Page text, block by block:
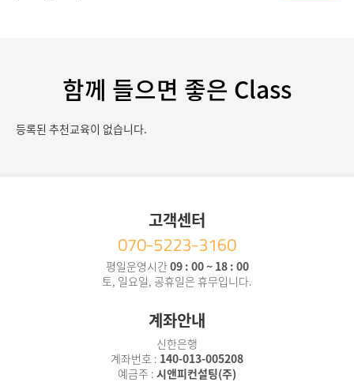
함께 들으면 좋은 Class
등록된 추천교육이 없습니다.
고객센터
070-5223-3160
평일운영시간09 : 00 ~ 18 : 00
토, 일요일, 공휴일은 휴무입니다.
계좌안내
신한은행
계좌번호 : 140-013-005208
예금주 : 시앤피컨설팅(주)